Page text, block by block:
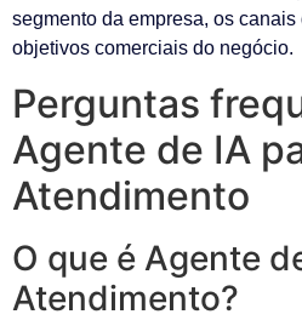
segmento da empresa, os
objetivos comerciais do negócio.
Perguntas
Agente de IA
Atendimento
O que é Agente
Atendimento?